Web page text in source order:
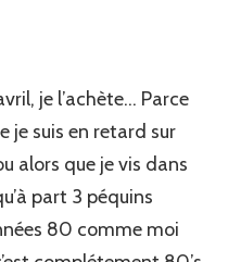
je l’achète… Parce
je suis en retard sur
alors que je vis dans
part 3 péquins
80 comme moi